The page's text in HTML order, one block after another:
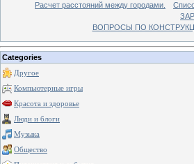
Расчет расстояний между городами.
ВОПРОСЫ ПО
Categories
Другое
Компьютерные игры
Красота и здоровье
Люди и блоги
Музыка
Общество